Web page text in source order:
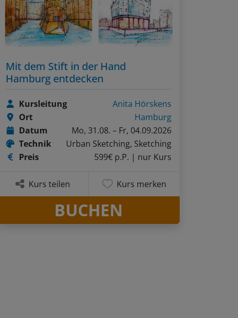
Mit dem Stift in der Hand
Hamburg entdecken
Kursleitung
Anita Hörskens
Ort
Hamburg
Datum
Mo, 31.08. – Fr, 04.09.2026
Technik
Urban Sketching, Sketching
Preis
599€ p.P. | nur Kurs
Kurs teilen Kurs merken
BUCHEN